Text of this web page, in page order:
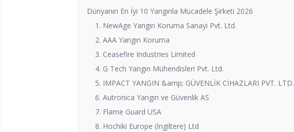
Dünyanın En İyi 10 Yangınla Mücadele Şirketi 2026
1. NewAge Yangın Koruma Sanayi Pvt. Ltd.
2. AAA Yangın Koruma
3. Ceasefire Industries Limited
4. G Tech Yangın Mühendisleri Pvt. Ltd.
5. IMPACT YANGIN &amp; GÜVENLİK CİHAZLARI PVT. LTD.
6. Autronica Yangın ve Güvenlik AS
7. Flame Guard USA
8. Hochiki Europe (İngiltere) Ltd